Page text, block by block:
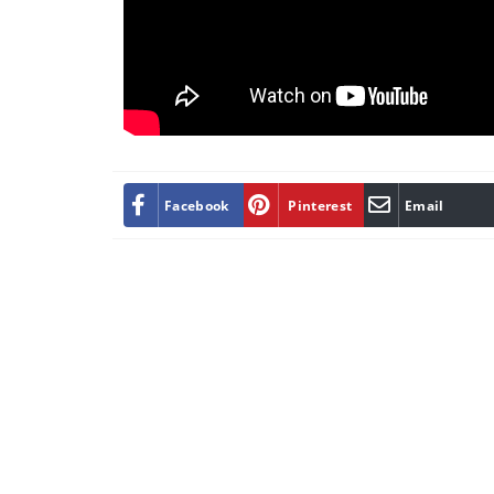
Facebook Pinterest Email